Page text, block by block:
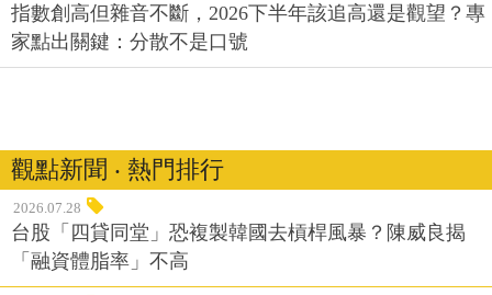
指數創高但雜音不斷，2026下半年該追高還是觀望？專
家點出關鍵：分散不是口號
觀點新聞 ‧ 熱門排行
2026.07.28
台股「四貸同堂」恐複製韓國去槓桿風暴？陳威良揭
「融資體脂率」不高